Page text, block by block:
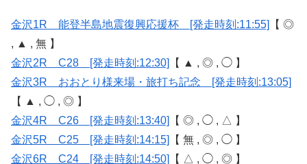
金沢1R 能登半島地震復興応援杯 [発走時刻:11:55]
【 ◎
, ▲ , 無 】
金沢2R C28 [発走時刻:12:30]
【 ▲ , ◎ , ◯ 】
金沢3R おおとり様来場・旅打ち記念 [発走時刻:13:05]
【 ▲ , ◯ , ◎ 】
金沢4R C26 [発走時刻:13:40]
【 ◎ , ◯ , △ 】
金沢5R C25 [発走時刻:14:15]
【 無 , ◎ , ◯ 】
金沢6R C24 [発走時刻:14:50]
【 △ , ◯ , ◎ 】